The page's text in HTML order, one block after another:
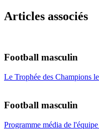
Articles associés
Football masculin
Le Trophée des Champions
Football masculin
Programme média de